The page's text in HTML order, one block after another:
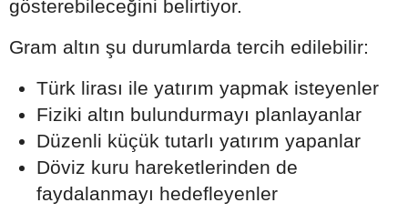
gösterebileceğini belirtiyor.
Gram altın şu durumlarda tercih edilebilir:
Türk lirası ile yatırım yapmak isteyenler
Fiziki altın bulundurmayı planlayanlar
Düzenli küçük tutarlı yatırım yapanlar
Döviz kuru hareketlerinden de
faydalanmayı hedefleyenler